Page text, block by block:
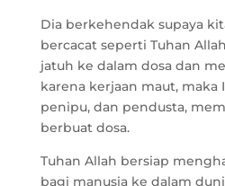
Dia berkehendak supaya
bercacat seperti Tuhan
jatuh ke dalam dosa dan
karena kerjaan maut, maka
penipu, dan pendusta,
berbuat dosa.
Tuhan Allah bersiap
bagi manusia ke dalam